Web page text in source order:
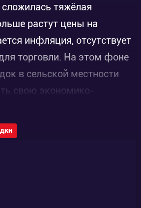
тяжёлая
растут цены на
инфляция, отсутствует
торговли. На этом фоне
в сельской местности
свою экономико-
«Мини-нация».
уполномоченные
девушек в качестве